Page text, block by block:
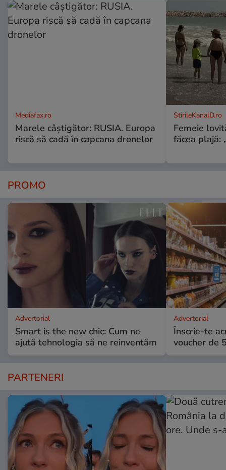
Mediafax.ro
Marele câștigător: RUSIA. Europa
riscă să cadă în capcana dronelor
StirileKanalD.ro
Femeie
făcea plajă:
PROMO
Advertorial
Smart is the new chic: Cum ne
ajută tehnologia să ne reinventăm
Advertorial
Înscrie-te
voucher de
PARTENERI